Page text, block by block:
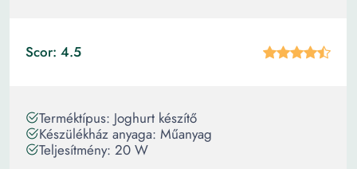
Scor: 4.5
Terméktípus: Joghurt készítő
Készülékház anyaga: Műanyag
Teljesítmény: 20 W